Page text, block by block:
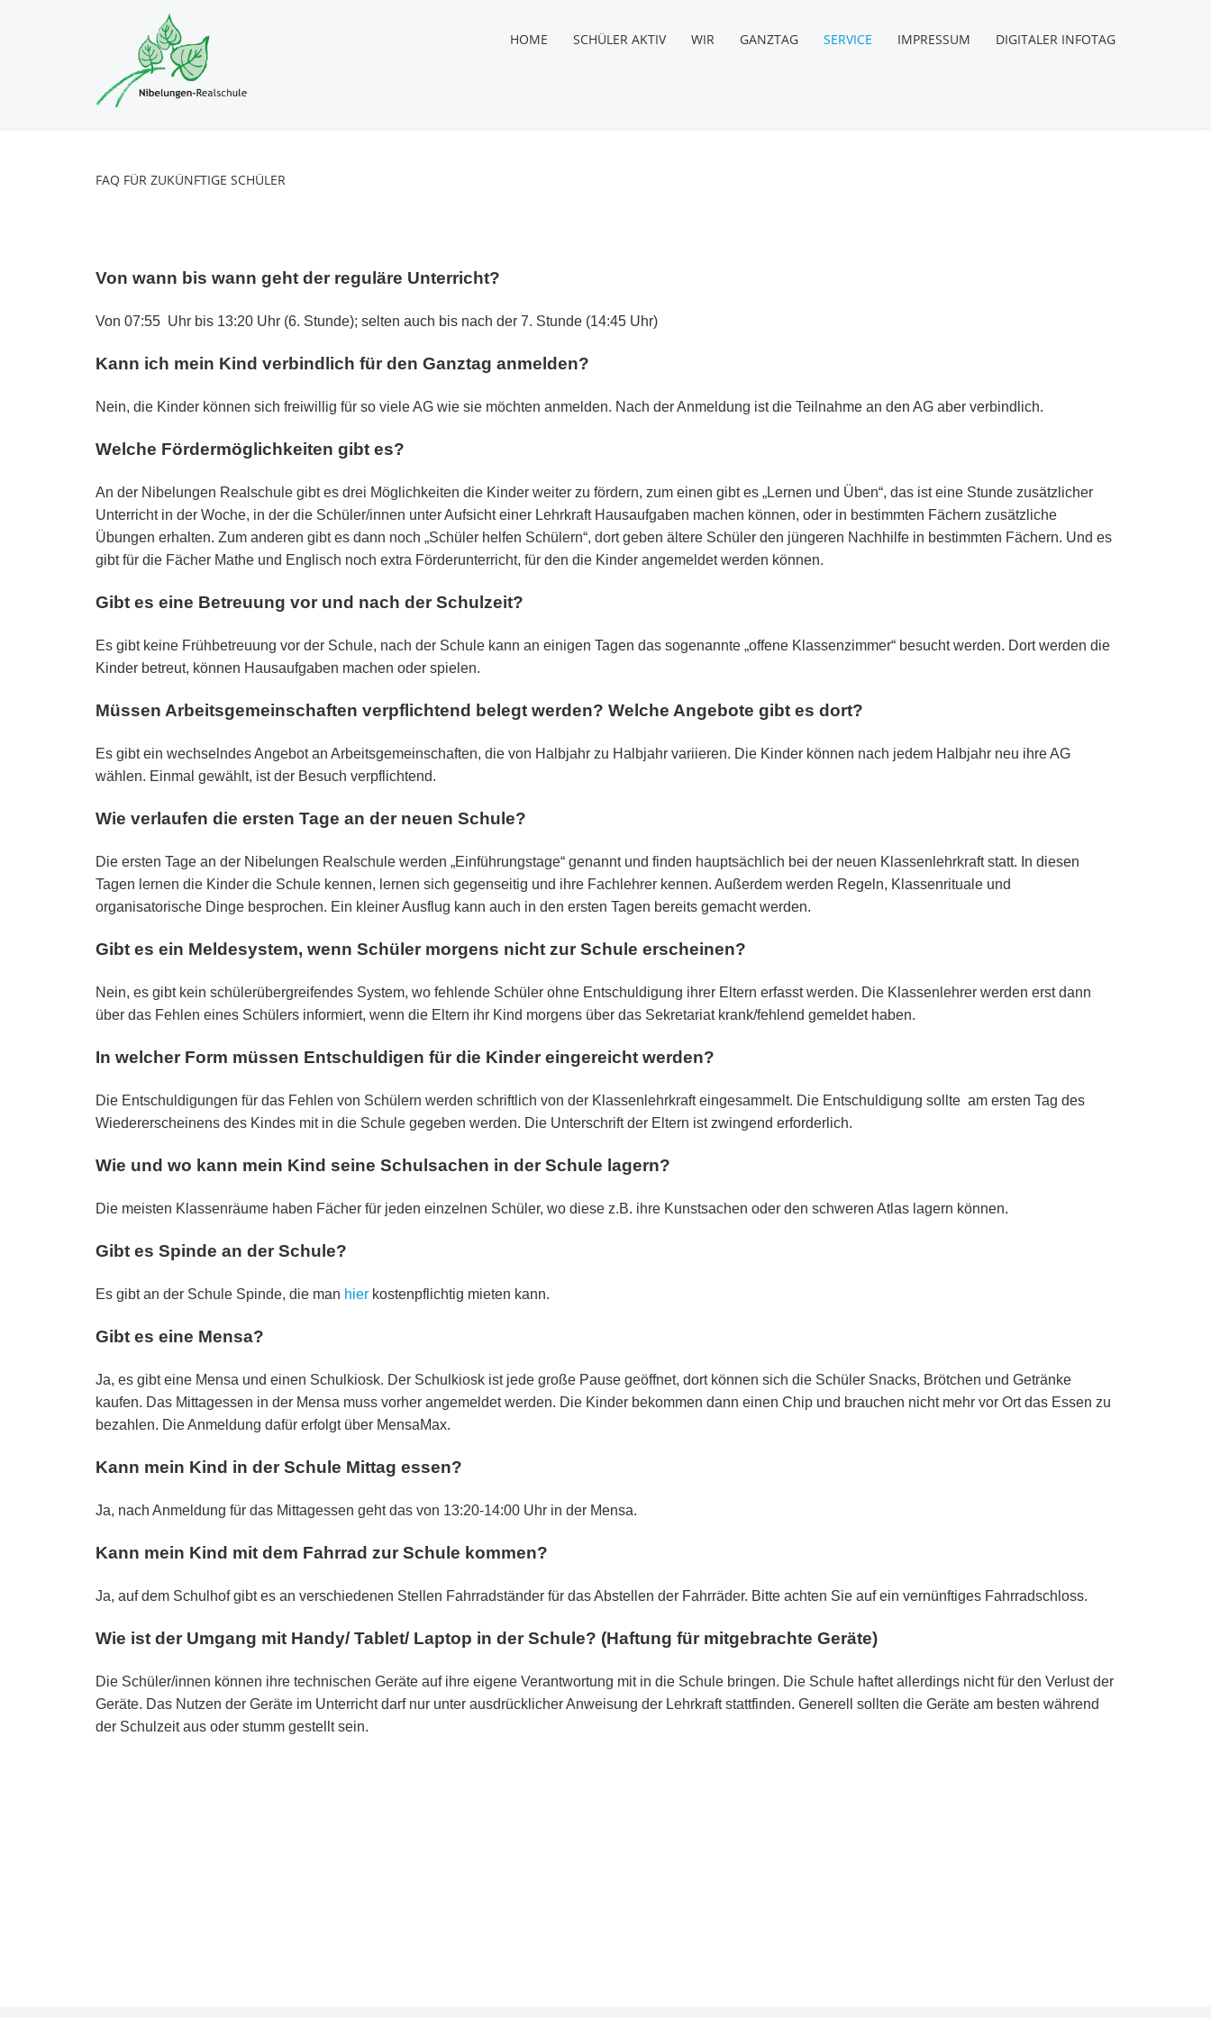
HOME SCHÜLER AKTIV WIR GANZTAG SERVICE IMPRESSUM DIGITALER INFOTAG
FAQ FÜR ZUKÜNFTIGE SCHÜLER
Von wann bis wann geht der reguläre Unterricht?
Von 07:55 Uhr bis 13:20 Uhr (6. Stunde); selten auch bis nach der 7. Stunde (14:45 Uhr)
Kann ich mein Kind verbindlich für den Ganztag anmelden?
Nein, die Kinder können sich freiwillig für so viele AG wie sie möchten anmelden. Nach der Anmeldung ist die Teilnahme an den AG aber verbindlich.
Welche Fördermöglichkeiten gibt es?
An der Nibelungen Realschule gibt es drei Möglichkeiten die Kinder weiter zu fördern, zum einen gibt es „Lernen und Üben“, das ist eine Stunde zusätzlicher
Unterricht in der Woche, in der die Schüler/innen unter Aufsicht einer Lehrkraft Hausaufgaben machen können, oder in bestimmten Fächern zusätzliche
Übungen erhalten. Zum anderen gibt es dann noch „Schüler helfen Schülern“, dort geben ältere Schüler den jüngeren Nachhilfe in bestimmten Fächern. Und es
gibt für die Fächer Mathe und Englisch noch extra Förderunterricht, für den die Kinder angemeldet werden können.
Gibt es eine Betreuung vor und nach der Schulzeit?
Es gibt keine Frühbetreuung vor der Schule, nach der Schule kann an einigen Tagen das sogenannte „offene Klassenzimmer“ besucht werden. Dort werden die
Kinder betreut, können Hausaufgaben machen oder spielen.
Müssen Arbeitsgemeinschaften verpflichtend belegt werden? Welche Angebote gibt es dort?
Es gibt ein wechselndes Angebot an Arbeitsgemeinschaften, die von Halbjahr zu Halbjahr variieren. Die Kinder können nach jedem Halbjahr neu ihre AG
wählen. Einmal gewählt, ist der Besuch verpflichtend.
Wie verlaufen die ersten Tage an der neuen Schule?
Die ersten Tage an der Nibelungen Realschule werden „Einführungstage“ genannt und finden hauptsächlich bei der neuen Klassenlehrkraft statt. In diesen
Tagen lernen die Kinder die Schule kennen, lernen sich gegenseitig und ihre Fachlehrer kennen. Außerdem werden Regeln, Klassenrituale und
organisatorische Dinge besprochen. Ein kleiner Ausflug kann auch in den ersten Tagen bereits gemacht werden.
Gibt es ein Meldesystem, wenn Schüler morgens nicht zur Schule erscheinen?
Nein, es gibt kein schülerübergreifendes System, wo fehlende Schüler ohne Entschuldigung ihrer Eltern erfasst werden. Die Klassenlehrer werden erst dann
über das Fehlen eines Schülers informiert, wenn die Eltern ihr Kind morgens über das Sekretariat krank/fehlend gemeldet haben.
In welcher Form müssen Entschuldigen für die Kinder eingereicht werden?
Die Entschuldigungen für das Fehlen von Schülern werden schriftlich von der Klassenlehrkraft eingesammelt. Die Entschuldigung sollte am ersten Tag des
Wiedererscheinens des Kindes mit in die Schule gegeben werden. Die Unterschrift der Eltern ist zwingend erforderlich.
Wie und wo kann mein Kind seine Schulsachen in der Schule lagern?
Die meisten Klassenräume haben Fächer für jeden einzelnen Schüler, wo diese z.B. ihre Kunstsachen oder den schweren Atlas lagern können.
Gibt es Spinde an der Schule?
Es gibt an der Schule Spinde, die man hier kostenpflichtig mieten kann.
Gibt es eine Mensa?
Ja, es gibt eine Mensa und einen Schulkiosk. Der Schulkiosk ist jede große Pause geöffnet, dort können sich die Schüler Snacks, Brötchen und Getränke
kaufen. Das Mittagessen in der Mensa muss vorher angemeldet werden. Die Kinder bekommen dann einen Chip und brauchen nicht mehr vor Ort das Essen zu
bezahlen. Die Anmeldung dafür erfolgt über MensaMax.
Kann mein Kind in der Schule Mittag essen?
Ja, nach Anmeldung für das Mittagessen geht das von 13:20-14:00 Uhr in der Mensa.
Kann mein Kind mit dem Fahrrad zur Schule kommen?
Ja, auf dem Schulhof gibt es an verschiedenen Stellen Fahrradständer für das Abstellen der Fahrräder. Bitte achten Sie auf ein vernünftiges Fahrradschloss.
Wie ist der Umgang mit Handy/ Tablet/ Laptop in der Schule? (Haftung für mitgebrachte Geräte)
Die Schüler/innen können ihre technischen Geräte auf ihre eigene Verantwortung mit in die Schule bringen. Die Schule haftet allerdings nicht für den Verlust der
Geräte. Das Nutzen der Geräte im Unterricht darf nur unter ausdrücklicher Anweisung der Lehrkraft stattfinden. Generell sollten die Geräte am besten während
der Schulzeit aus oder stumm gestellt sein.